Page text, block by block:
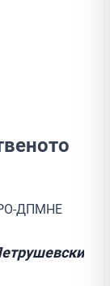
ДПМНЕ